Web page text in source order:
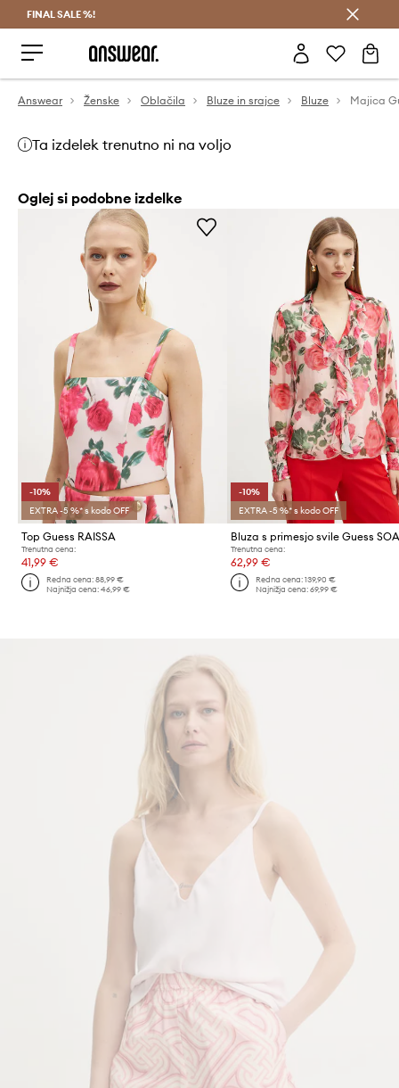
FINAL SALE %!
Answear Ženske Oblačila Bluze in srajce Bluze Majica
Ta izdelek trenutno ni na voljo
Oglej si podobne izdelke
-10%
EXTRA -5 %* s kodo OFF
Top Guess RAISSA
Trenutna cena:
41,99 €
Redna cena:88,99 €
Najnižja cena:46,99 €
-10%
EXTRA -5 %* s kodo OFF
Bluza s primesjo svile Guess
Trenutna cena:
62,99 €
Redna cena: 139,90 €
Najnižja cena: 69,99 €